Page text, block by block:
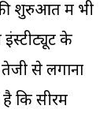
शुरुआत में भी
के
से लगाना
कि सीरम